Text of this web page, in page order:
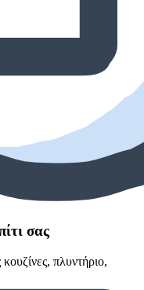
σας
πλυντήριο,